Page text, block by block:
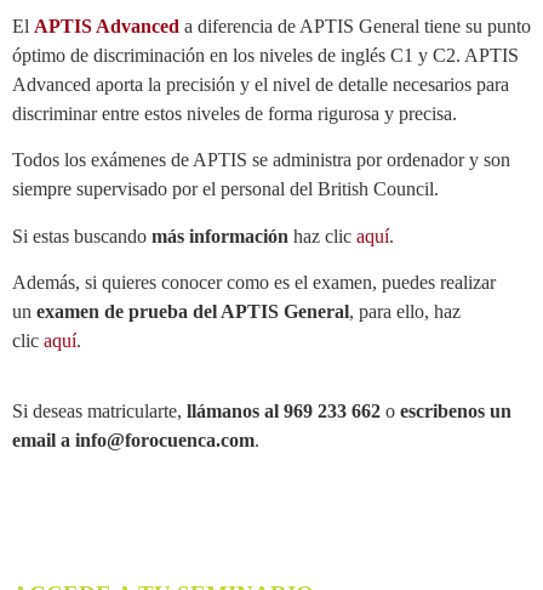
El APTIS Advanced a diferencia de APTIS General tiene su punto
óptimo de discriminación en los niveles de inglés C1 y C2. APTIS
Advanced aporta la precisión y el nivel de detalle necesarios para
discriminar entre estos niveles de forma rigurosa y precisa.
Todos los exámenes de APTIS se administra por ordenador y son
siempre supervisado por el personal del British Council.
Si estas buscando más información haz clic aquí.
Además, si quieres conocer como es el examen, puedes realizar
un examen de prueba del APTIS General, para ello, haz
clic aquí.
Si deseas matricularte, llámanos al 969 233 662 o escribenos un
email a info@forocuenca.com.